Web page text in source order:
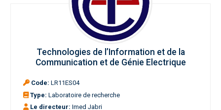
Technologies de l’Information et de la
Communication et de Génie Electrique
Code: LR11ES04
Type: Laboratoire de recherche
Le directeur: Imed Jabri